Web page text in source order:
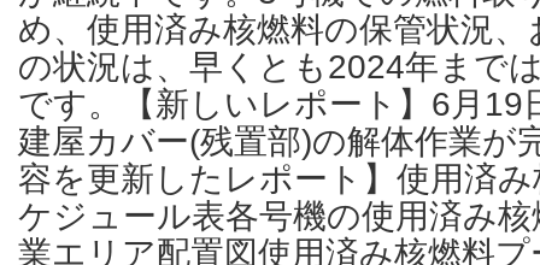
め、使用済み核燃料の保管状況
の状況は、早くとも2024年まで
です。【新しいレポート】6月19
建屋カバー(残置部)の解体作業が
容を更新したレポート】使用済
ケジュール表各号機の使用済み
業エリア配置図使用済み核燃料